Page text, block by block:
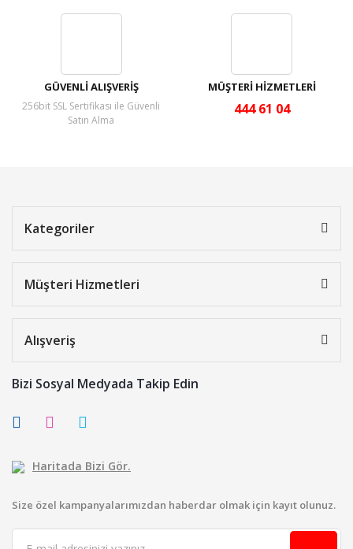
GÜVENLİ ALIŞVERİŞ
256bit SSL Sertifikası ile Güvenli
Satın Alma
MÜŞTERİ HİZMETLERİ
444 61 04
Kategoriler
Müşteri Hizmetleri
Alışveriş
Bizi Sosyal Medyada Takip Edin
Haritada Bizi Gör.
Size özel kampanyalarımızdan haberdar olmak için kayıt olunuz.